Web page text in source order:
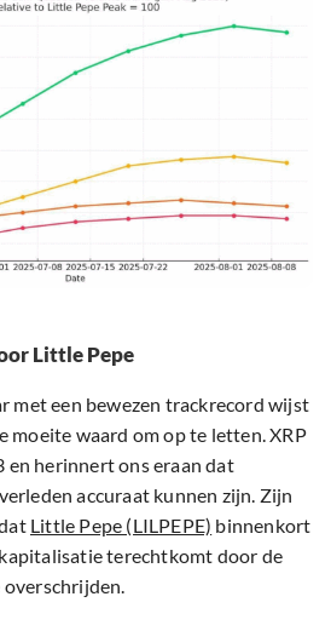
Little Pepe
met een bewezen trackrecord wijst
moeite waard om op te letten. XRP
en herinnert ons eraan dat
accuraat kunnen zijn. Zijn
Little Pepe (LILPEPE) binnenkort
terechtkomt door de